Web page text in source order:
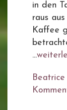
in den
raus
Kaffee
...
Beatrice